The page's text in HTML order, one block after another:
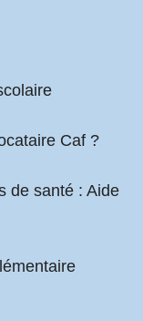
Caf ?
de santé : Aide